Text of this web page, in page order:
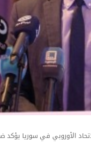
الأوروبي في سوريا